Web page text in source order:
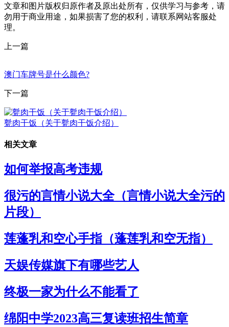
文章和图片版权归原作者及原出处所有，仅供学习与参考，请
勿用于商业用途，如果损害了您的权利，请联系网站客服处
理。
上一篇
澳门车牌号是什么颜色?
下一篇
甏肉干饭（关于甏肉干饭介绍）
相关文章
如何举报高考违规
很污的言情小说大全（言情小说大全污的
片段）
莲蓬乳和空心手指（蓬莲乳和空无指）
天娱传媒旗下有哪些艺人
终极一家为什么不能看了
绵阳中学2023高三复读班招生简章